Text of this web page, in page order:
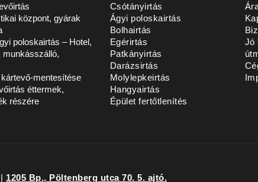
központ, gyárak
poloskairtás – Hotel,
munkásszálló,
mentesítése
éttermek,
részére
Csótányirtás
Ágyi poloskairtás
Bolhairtás
Egérirtás
Patkányirtás
Darázsirtás
Molylepkeirtás
Hangyairtás
Épület fertőtlenítés
Jó
| 1205 Bp., Pöltenberg utca 70. 5. ajtó.